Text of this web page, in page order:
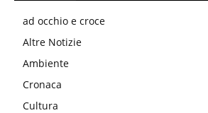
ad occhio e croce
Altre Notizie
Ambiente
Cronaca
Cultura